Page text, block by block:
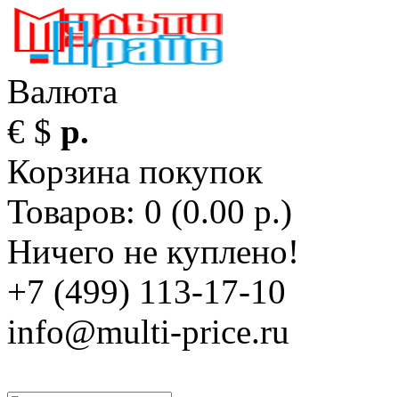
Валюта
€ $ р.
Корзина покупок
Товаров: 0 (0.00 р.)
Ничего не куплено!
+7 (499) 113-17-10
info@multi-price.ru